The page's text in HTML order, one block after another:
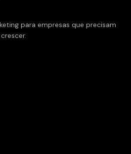
para empresas que precisam